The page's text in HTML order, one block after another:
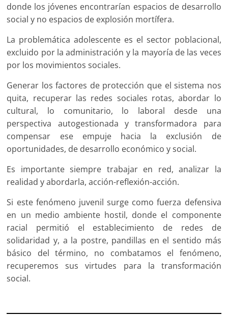
donde los jóvenes encontrarían espacios de desarrollo
social y no espacios de explosión mortífera.
La problemática adolescente es el sector poblacional,
excluido por la administración y la mayoría de las veces
por los movimientos sociales.
Generar los factores de protección que el sistema nos
quita, recuperar las redes sociales rotas, abordar lo
cultural, lo comunitario, lo laboral desde una
perspectiva autogestionada y transformadora para
compensar ese empuje hacia la exclusión de
oportunidades, de desarrollo económico y social.
Es importante siempre trabajar en red, analizar la
realidad y abordarla, acción-reflexión-acción.
Si este fenómeno juvenil surge como fuerza defensiva
en un medio ambiente hostil, donde el componente
racial permitió el establecimiento de redes de
solidaridad y, a la postre, pandillas en el sentido más
básico del término, no combatamos el fenómeno,
recuperemos sus virtudes para la transformación
social.